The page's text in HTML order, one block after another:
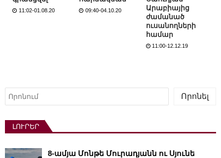
11:02-01.08.20 09:40-04.10.20
Արաբիայից
ժամանած
ուսանողների
համար
11:00-12.12.19
Որոնել
Որոնել
ԼՈՒՐԵՐ
8-ամյա Մոնթե Մուրադյանն ու Սյունե